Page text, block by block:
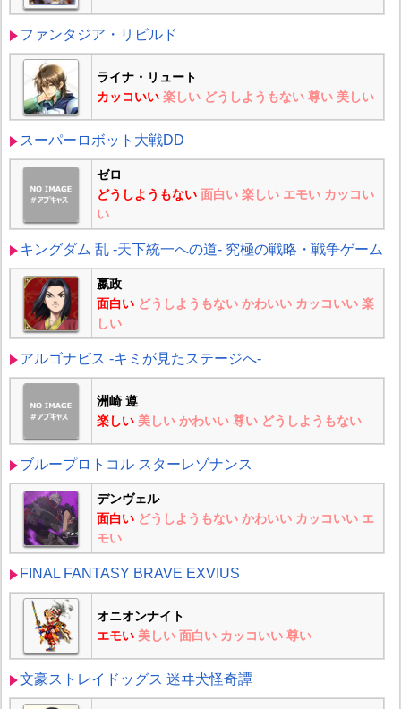
ファンタジア・リビルド
ライナ・リュート
カッコいい 楽しい どうしようもない 尊い 美しい
スーパーロボット大戦DD
ゼロ
どうしようもない 面白い 楽しい エモい カッコい
い
キングダム 乱 -天下統一への道- 究極の戦略・戦争ゲーム
嬴政
面白い どうしようもない かわいい カッコいい 楽
しい
アルゴナビス -キミが見たステージへ-
洲崎 遵
楽しい 美しい かわいい 尊い どうしようもない
ブループロトコル スターレゾナンス
デンヴェル
面白い どうしようもない かわいい カッコいい エ
モい
FINAL FANTASY BRAVE EXVIUS
オニオンナイト
エモい 美しい 面白い カッコいい 尊い
文豪ストレイドッグス 迷ヰ犬怪奇譚